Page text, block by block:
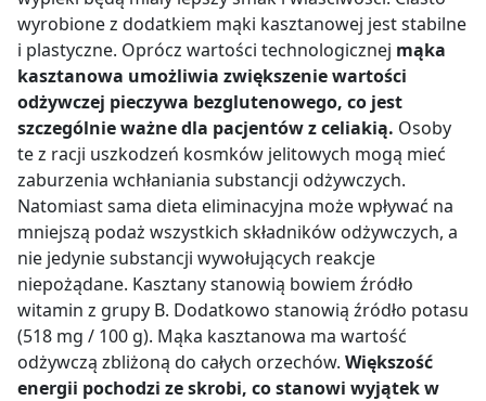
wyrobione z dodatkiem mąki kasztanowej jest stabilne
i plastyczne. Oprócz wartości technologicznej mąka
kasztanowa umożliwia zwiększenie wartości
odżywczej pieczywa bezglutenowego, co jest
szczególnie ważne dla pacjentów z celiakią. Osoby
te z racji uszkodzeń kosmków jelitowych mogą mieć
zaburzenia wchłaniania substancji odżywczych.
Natomiast sama dieta eliminacyjna może wpływać na
mniejszą podaż wszystkich składników odżywczych, a
nie jedynie substancji wywołujących reakcje
niepożądane. Kasztany stanowią bowiem źródło
witamin z grupy B. Dodatkowo stanowią źródło potasu
(518 mg / 100 g). Mąka kasztanowa ma wartość
odżywczą zbliżoną do całych orzechów. Większość
energii pochodzi ze skrobi, co stanowi wyjątek w